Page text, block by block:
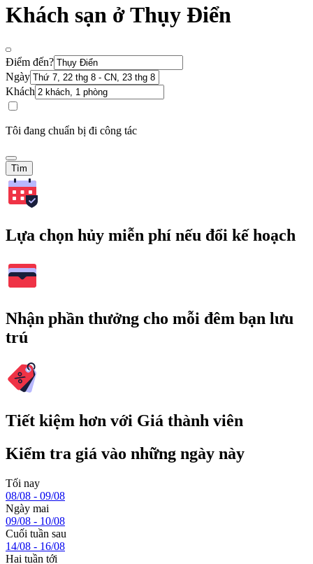
Khách sạn ở Thụy Điển
Điểm đến?
Ngày
Khách
Tôi đang chuẩn bị đi công tác
Tìm
Lựa chọn hủy miễn phí nếu đổi kế hoạch
Nhận phần thưởng cho mỗi đêm bạn lưu
trú
Tiết kiệm hơn với Giá thành viên
Kiểm tra giá vào những ngày này
Tối nay
08/08 - 09/08
Ngày mai
09/08 - 10/08
Cuối tuần sau
14/08 - 16/08
Hai tuần tới